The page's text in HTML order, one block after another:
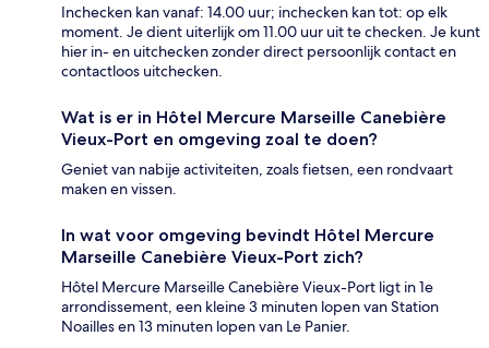
Inchecken kan vanaf: 14.00 uur; inchecken kan tot: op elk
moment. Je dient uiterlijk om 11.00 uur uit te checken. Je kunt
hier in- en uitchecken zonder direct persoonlijk contact en
contactloos uitchecken.
Wat is er in Hôtel Mercure Marseille Canebière
Vieux-Port en omgeving zoal te doen?
Geniet van nabije activiteiten, zoals fietsen, een rondvaart
maken en vissen.
In wat voor omgeving bevindt Hôtel Mercure
Marseille Canebière Vieux-Port zich?
Hôtel Mercure Marseille Canebière Vieux-Port ligt in 1e
arrondissement, een kleine 3 minuten lopen van Station
Noailles en 13 minuten lopen van Le Panier.